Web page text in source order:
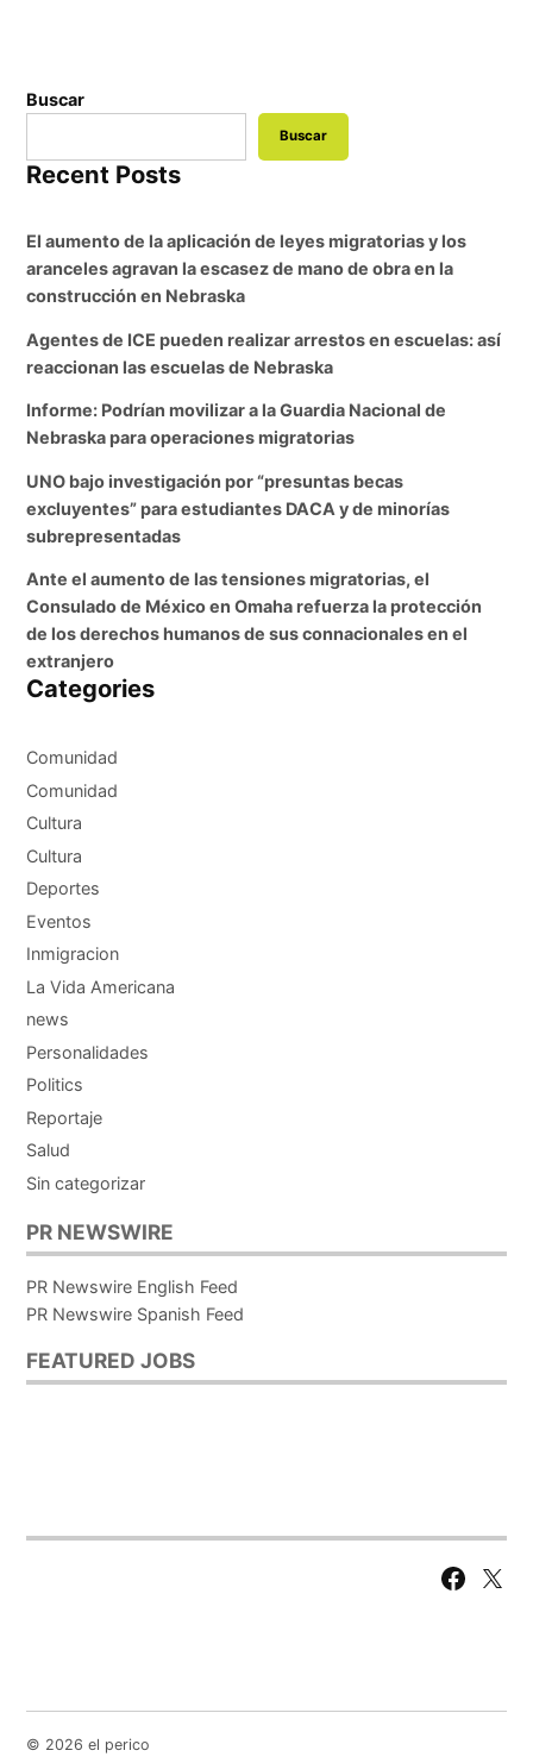
Buscar
Buscar
Recent Posts
El aumento de la aplicación de leyes migratorias y los
aranceles agravan la escasez de mano de obra en la
construcción en Nebraska
Agentes de ICE pueden realizar arrestos en escuelas: así
reaccionan las escuelas de Nebraska
Informe: Podrían movilizar a la Guardia Nacional de
Nebraska para operaciones migratorias
UNO bajo investigación por “presuntas becas
excluyentes” para estudiantes DACA y de minorías
subrepresentadas
Ante el aumento de las tensiones migratorias, el
Consulado de México en Omaha refuerza la protección
de los derechos humanos de sus connacionales en el
extranjero
Categories
Comunidad
Comunidad
Cultura
Cultura
Deportes
Eventos
Inmigracion
La Vida Americana
news
Personalidades
Politics
Reportaje
Salud
Sin categorizar
PR NEWSWIRE
PR Newswire English Feed
PR Newswire Spanish Feed
FEATURED JOBS
Facebook
X
© 2026 el perico